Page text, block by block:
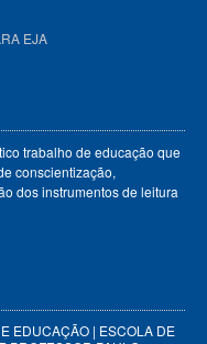
EJA
trabalho de educação que
conscientização,
dos instrumentos de leitura
EDUCAÇÃO | ESCOLA DE